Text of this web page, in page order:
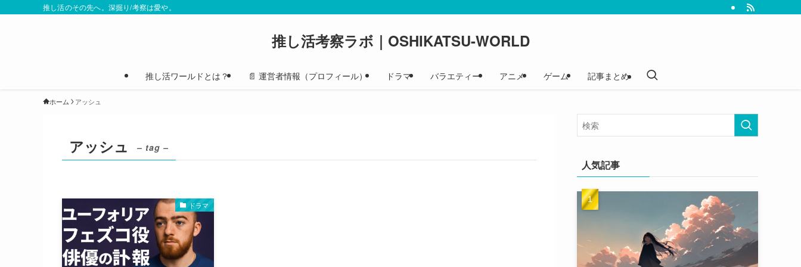
推し活のその先へ。深掘り/考察は愛や。
推し活考察ラボ｜OSHIKATSU-WORLD
推し活ワールドとは？ 📄 運営者情報（プロフィール） ドラマ バラエティー アニメ ゲーム 記事まとめ
ホーム アッシュ
アッシュ – tag –
ドラマ
人気記事